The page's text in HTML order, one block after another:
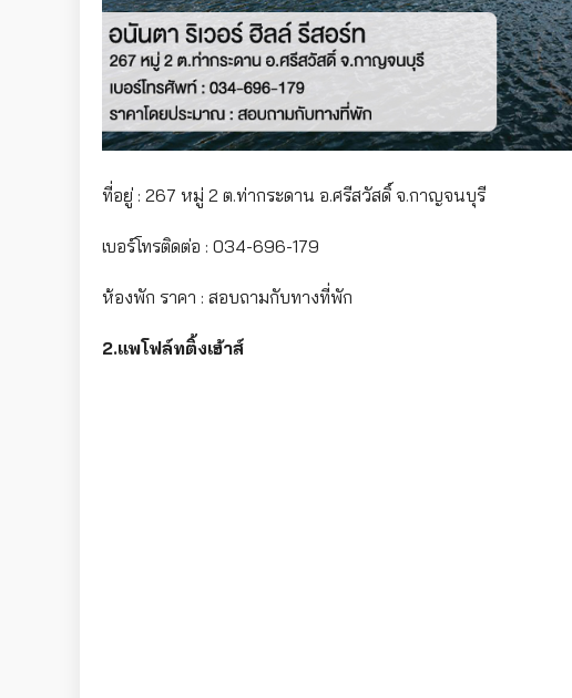
ที่อยู่ : 267 หมู่ 2 ต.ท่ากระดาน อ.ศรีสวัสดิ์ จ.กาญจนบุรี
เบอร์โทรติดต่อ : 034-696-179
ห้องพัก ราคา : สอบถามกับทางที่พัก
2.แพโฟล์ทติ้งเฮ้าส์